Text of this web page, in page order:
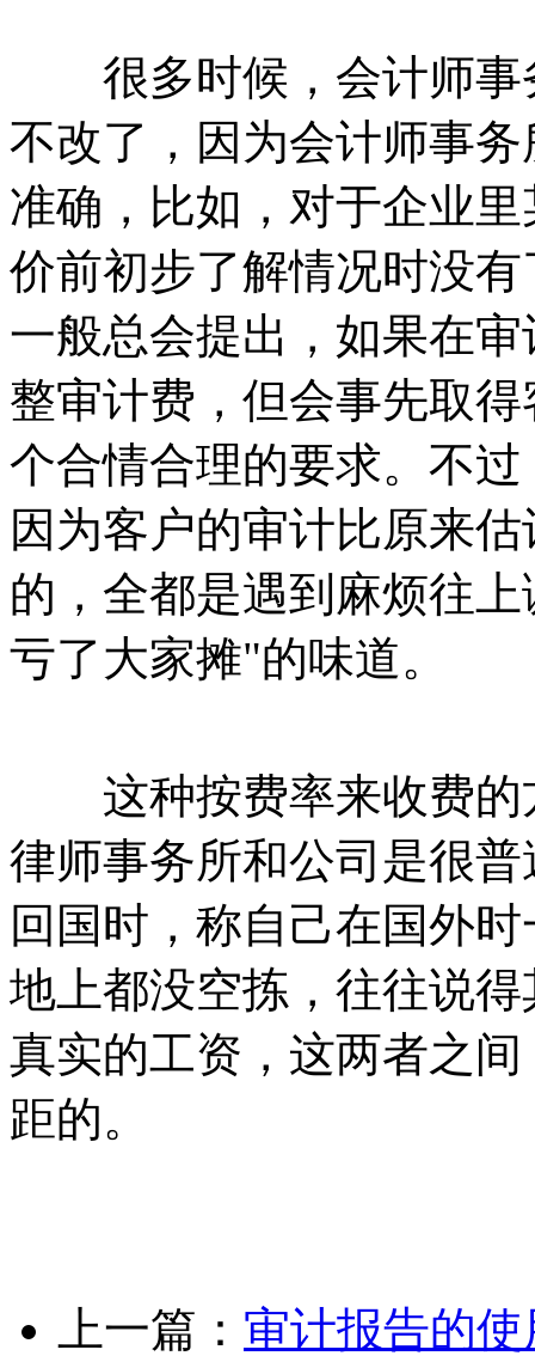
很多时候，会计师事
不改了，因为会计师事
准确，比如，对于企业
价前初步了解情况时没
一般总会提出，如果在
整审计费，但会事先取
个合情合理的要求。不
因为客户的审计比原来
的，全都是遇到麻烦往
亏了大家摊"的味道。
这种按费率来收费的
律师事务所和公司是很
回国时，称自己在国外
地上都没空拣，往往说
真实的工资，这两者之
距的。
上一篇： 审计报告的使